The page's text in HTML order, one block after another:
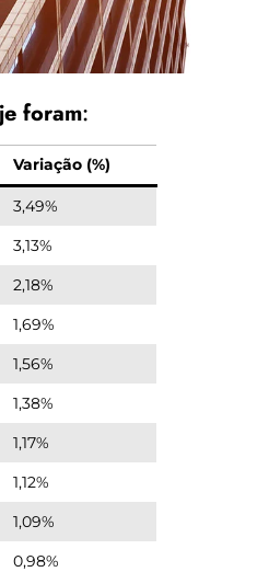
foram:
Variação (%)
3,49%
3,13%
2,18%
1,69%
1,56%
1,38%
1,17%
1,12%
1,09%
0,98%